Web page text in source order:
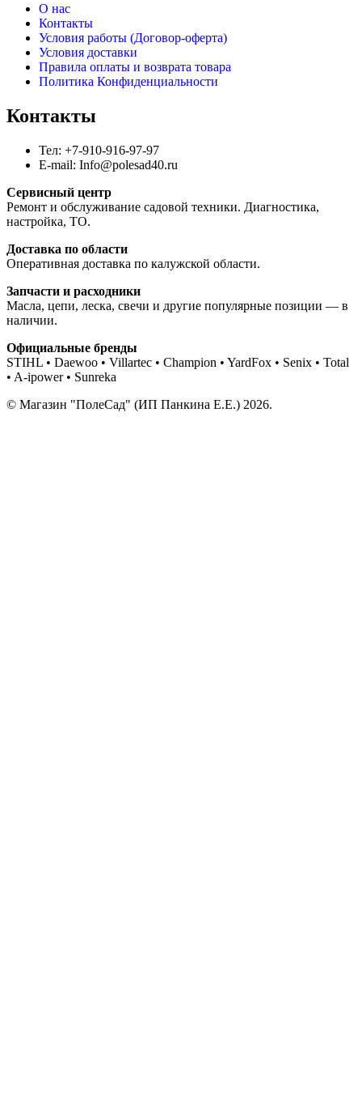
О нас
Контакты
Условия работы (Договор-оферта)
Условия доставки
Правила оплаты и возврата товара
Политика Конфиденциальности
Контакты
Тел: +7-910-916-97-97
E-mail: Info@polesad40.ru
Сервисный центр
Ремонт и обслуживание садовой техники. Диагностика,
настройка, ТО.
Доставка по области
Оперативная доставка по калужской области.
Запчасти и расходники
Масла, цепи, леска, свечи и другие популярные позиции — в
наличии.
Официальные бренды
STIHL • Daewoo • Villartec • Champion • YardFox • Senix • Total
• A-ipower • Sunreka
© Магазин "ПолеСад" (ИП Панкина Е.Е.) 2026.